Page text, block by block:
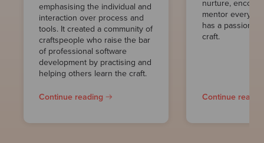
emphasising the individual and
interaction over process and
tools. It created a community of
craftspeople who raise the bar
of professional software
development by practising and
helping others learn the craft.
Continue reading
nurture,
mentor every
has a passion
craft.
Continue